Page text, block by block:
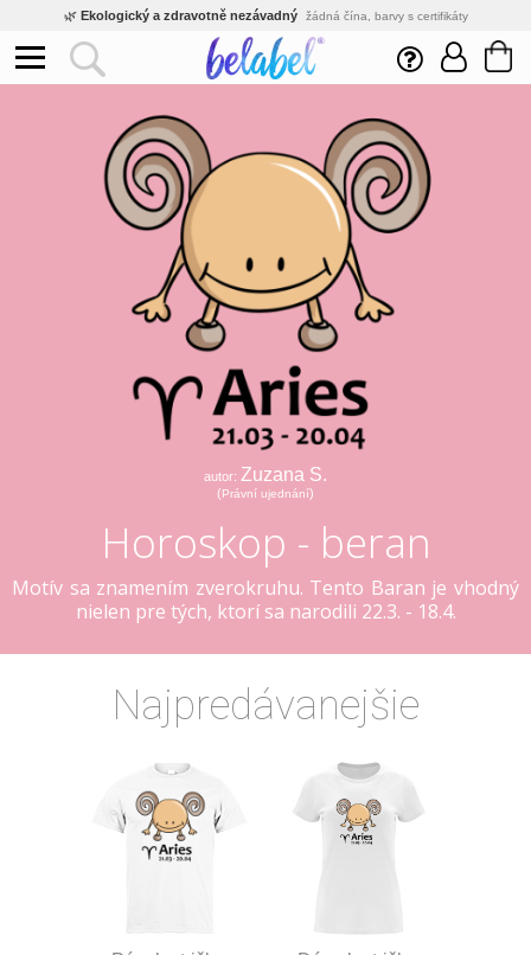
🌿 Ekologický a zdravotně nezávadný žádná čína, barvy s certifikáty
Inovativní výroba vlastní vývoj, nejnovější technologie
Rychlé dodání expedujeme do 24h
Kvalita pod kontrolou jsme přímý výrobce, žádný zprostředkovatel
Eshop s tradicí od roku 2010 tisíce spokojených zákazníků
autor: Zuzana S.
(Právní ujednání)
Horoskop - beran
Motív sa znamením zverokruhu. Tento Baran je vhodný
nielen pre tých, ktorí sa narodili 22.3. - 18.4.
Najpredávanejšie